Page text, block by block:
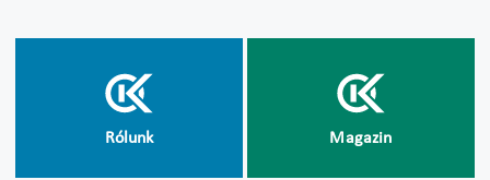
Rólunk Magazin